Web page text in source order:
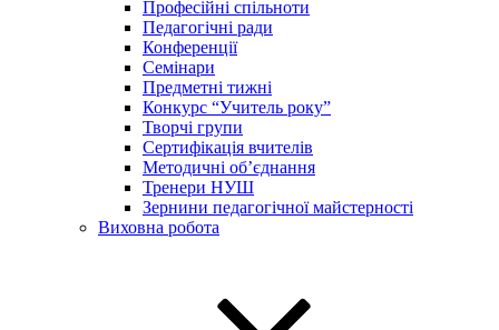
Професійні спільноти
Педагогічні ради
Конференції
Семінари
Предметні тижні
Конкурс “Учитель року”
Творчі групи
Сертифікація вчителів
Методичні об’єднання
Тренери НУШ
Зернини педагогічної майстерності
Виховна робота